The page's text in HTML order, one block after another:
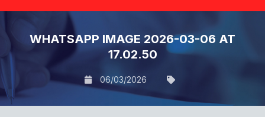
WHATSAPP IMAGE 2026-03-06 AT
17.02.50
06/03/2026